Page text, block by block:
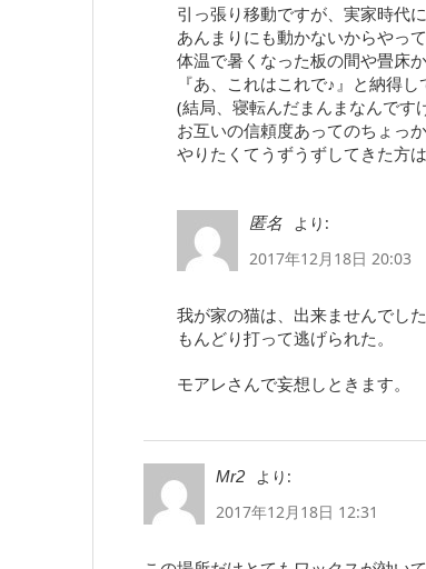
引っ張り移動ですが、実家時代
あんまりにも動かないからやっ
体温で暑くなった板の間や畳床
『あ、これはこれで♪』と納得
(結局、寝転んだまんまなんです
お互いの信頼度あってのちょっ
やりたくてうずうずしてきた方
匿名
より:
2017年12月18日 20:03
我が家の猫は、出来ませんでした
もんどり打って逃げられた。
モアレさんで妄想しときます。
Mr2
より:
2017年12月18日 12:31